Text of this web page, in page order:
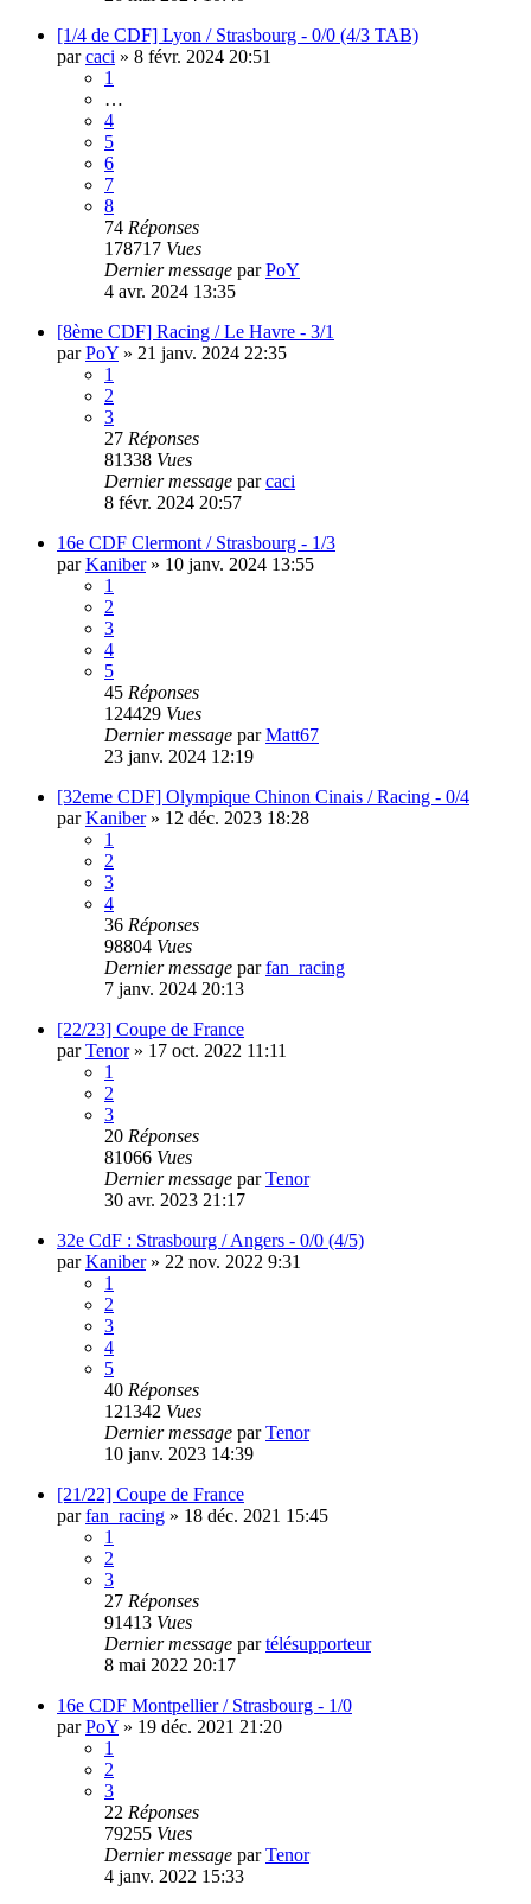
[1/4 de CDF] Lyon / Strasbourg - 0/0 (4/3 TAB)
parcaci » 8 févr. 2024 20:51
1
…
4
5
6
7
8
74 Réponses
178717 Vues
Dernier message parPoY
4 avr. 2024 13:35
[8ème CDF] Racing / Le Havre - 3/1
parPoY » 21 janv. 2024 22:35
1
2
3
27 Réponses
81338 Vues
Dernier message parcaci
8 févr. 2024 20:57
16e CDF Clermont / Strasbourg - 1/3
parKaniber» 10 janv. 2024 13:55
1
2
3
4
5
45 Réponses
124429 Vues
Dernier message parMatt67
23 janv. 2024 12:19
[32eme CDF] Olympique Chinon Cinais / Racing - 0/4
parKaniber» 12 déc. 2023 18:28
1
2
3
4
36 Réponses
98804 Vues
Dernier message parfan_racing
7 janv. 2024 20:13
[22/23] Coupe de France
parTenor» 17 oct. 2022 11:11
1
2
3
20 Réponses
81066 Vues
Dernier message parTenor
30 avr. 2023 21:17
32e CdF : Strasbourg / Angers - 0/0 (4/5)
parKaniber» 22 nov. 2022 9:31
1
2
3
4
5
40 Réponses
121342 Vues
Dernier message parTenor
10 janv. 2023 14:39
[21/22] Coupe de France
parfan_racing » 18 déc. 2021 15:45
1
2
3
27 Réponses
91413 Vues
Dernier message partélésupporteur
8 mai 2022 20:17
16e CDF Montpellier / Strasbourg - 1/0
parPoY » 19 déc. 2021 21:20
1
2
3
22 Réponses
79255 Vues
Dernier message parTenor
4 janv. 2022 15:33